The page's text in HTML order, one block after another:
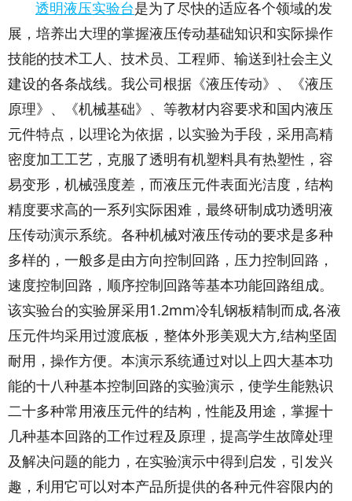
透明液压实验台是为了尽快的适应各个领域的发
展，培养出大理的掌握液压传动基础知识和实际操作
技能的技术工人、技术员、工程师、输送到社会主义
建设的各条战线。我公司根据《液压传动》、《液压
原理》、《机械基础》、等教材内容要求和国内液压
元件特点，以理论为依据，以实验为手段，采用高精
密度加工工艺，克服了透明有机塑料具有热塑性，容
易变形，机械强度差，而液压元件表面光洁度，结构
精度要求高的一系列实际困难，最终研制成功透明液
压传动演示系统。各种机械对液压传动的要求是多种
多样的，一般多是由方向控制回路，压力控制回路，
速度控制回路，顺序控制回路等基本功能回路组成。
该实验台的实验屏采用1.2mm冷轧钢板精制而成,各液
压元件均采用过渡底板，整体外形美观大方,结构坚固
耐用，操作方便。本演示系统通过对以上四大基本功
能的十八种基本控制回路的实验演示，使学生能熟识
二十多种常用液压元件的结构，性能及用途，掌握十
几种基本回路的工作过程及原理，提高学生故障处理
及解决问题的能力，在实验演示中得到启发，引发兴
趣，利用它可以对本产品所提供的各种元件容限内的